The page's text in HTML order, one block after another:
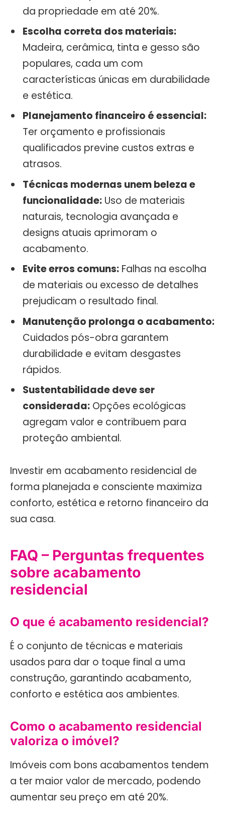
da propriedade em até 20%.
Escolha correta dos materiais:
Madeira, cerâmica, tinta e gesso são
populares, cada um com
características únicas em durabilidade
e estética.
Planejamento financeiro é essencial:
Ter orçamento e profissionais
qualificados previne custos extras e
atrasos.
Técnicas modernas unem beleza e
funcionalidade: Uso de materiais
naturais, tecnologia avançada e
designs atuais aprimoram o
acabamento.
Evite erros comuns: Falhas na escolha
de materiais ou excesso de detalhes
prejudicam o resultado final.
Manutenção prolonga o acabamento:
Cuidados pós-obra garantem
durabilidade e evitam desgastes
rápidos.
Sustentabilidade deve ser
considerada: Opções ecológicas
agregam valor e contribuem para
proteção ambiental.
Investir em acabamento residencial de
forma planejada e consciente maximiza
conforto, estética e retorno financeiro da
sua casa.
FAQ – Perguntas frequentes
sobre acabamento
residencial
O que é acabamento residencial?
É o conjunto de técnicas e materiais
usados para dar o toque final a uma
construção, garantindo acabamento,
conforto e estética aos ambientes.
Como o acabamento residencial
valoriza o imóvel?
Imóveis com bons acabamentos tendem
a ter maior valor de mercado, podendo
aumentar seu preço em até 20%.